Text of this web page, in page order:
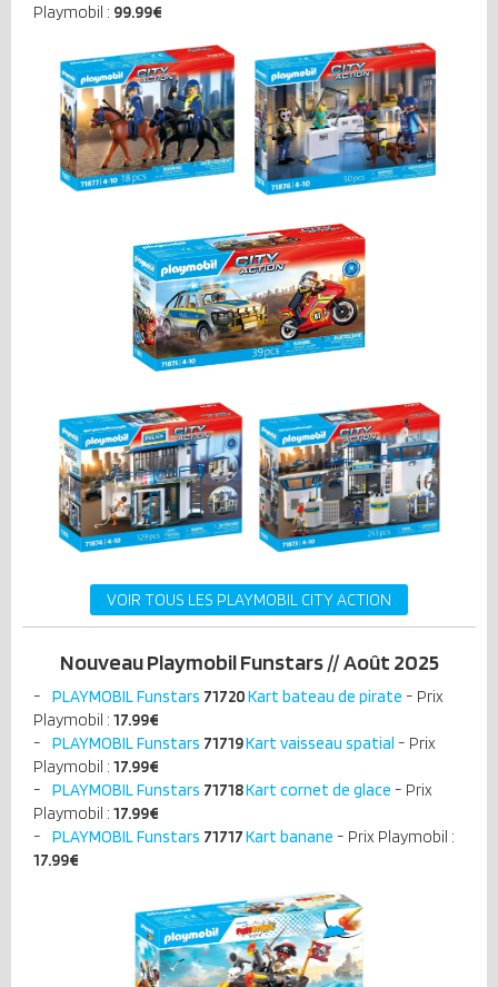
Playmobil : 99.99€
VOIR TOUS LES PLAYMOBIL CITY ACTION
Nouveau Playmobil Funstars // Août 2025
PLAYMOBIL Funstars 71720Kart bateau de pirate - Prix
Playmobil : 17.99€
PLAYMOBIL Funstars 71719Kart vaisseau spatial - Prix
Playmobil : 17.99€
PLAYMOBIL Funstars 71718Kart cornet de glace - Prix
Playmobil : 17.99€
PLAYMOBIL Funstars 71717Kart banane - Prix Playmobil :
17.99€